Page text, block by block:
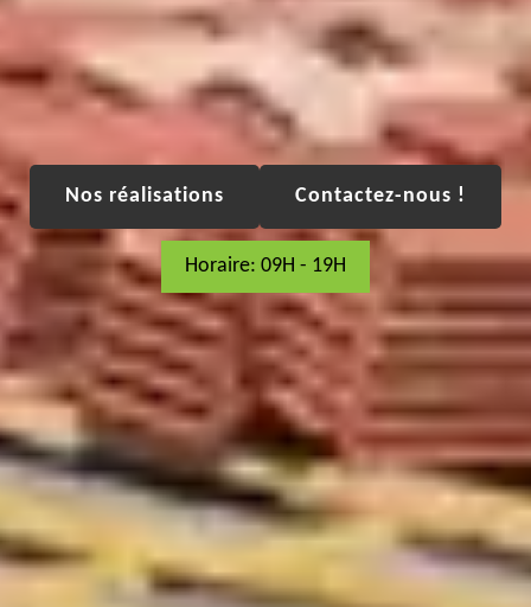
Nos réalisations Contactez-nous !
Horaire: 09H - 19H